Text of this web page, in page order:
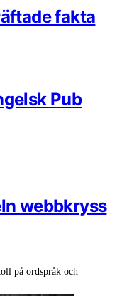
fakta
Pub
webbkryss
på ordspråk och